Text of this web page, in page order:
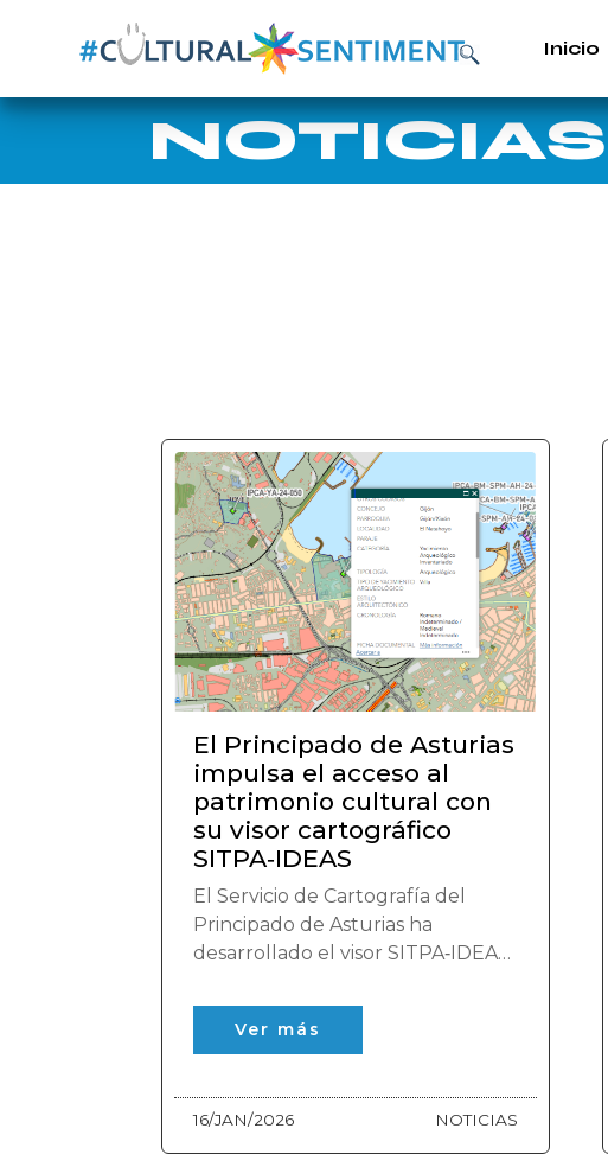
Inicio
NOTICIAS
El Principado de Asturias
impulsa el acceso al
patrimonio cultural con
su visor cartográfico
SITPA‑IDEAS
El Servicio de Cartografía del
Principado de Asturias ha
desarrollado el visor SITPA‑IDEAS
la riqueza territorial y patrimonial
de Asturias
Ver más
16/JAN/2026 NOTICIAS